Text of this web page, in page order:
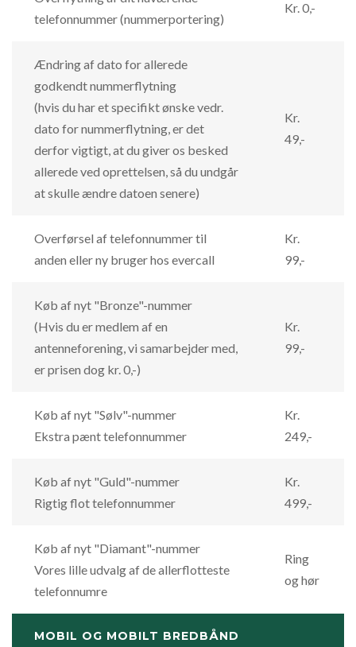
telefonnummer (nummerportering)
Kr. 0,-
Ændring af dato for allerede
godkendt nummerflytning
(hvis du har et specifikt ønske vedr.
dato for nummerflytning, er det
derfor vigtigt, at du giver os besked
allerede ved oprettelsen, så du undgår
at skulle ændre datoen senere)
Kr.
49,-
Overførsel af telefonnummer til
anden eller ny bruger hos evercall
Kr.
99,-
Køb af nyt "Bronze"-nummer
(Hvis du er medlem af en
antenneforening, vi samarbejder med,
er prisen dog kr. 0,-)
Kr.
99,-
Køb af nyt "Sølv"-nummer
Ekstra pænt telefonnummer
Kr.
249,-
Køb af nyt "Guld"-nummer
Rigtig flot telefonnummer
Kr.
499,-
Køb af nyt "Diamant"-nummer
Vores lille udvalg af de allerflotteste
telefonnumre
Ring
og hør
MOBIL OG MOBILT BREDBÅND